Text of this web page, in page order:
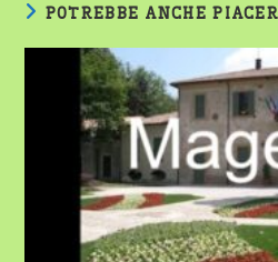
POTREBBE ANCHE